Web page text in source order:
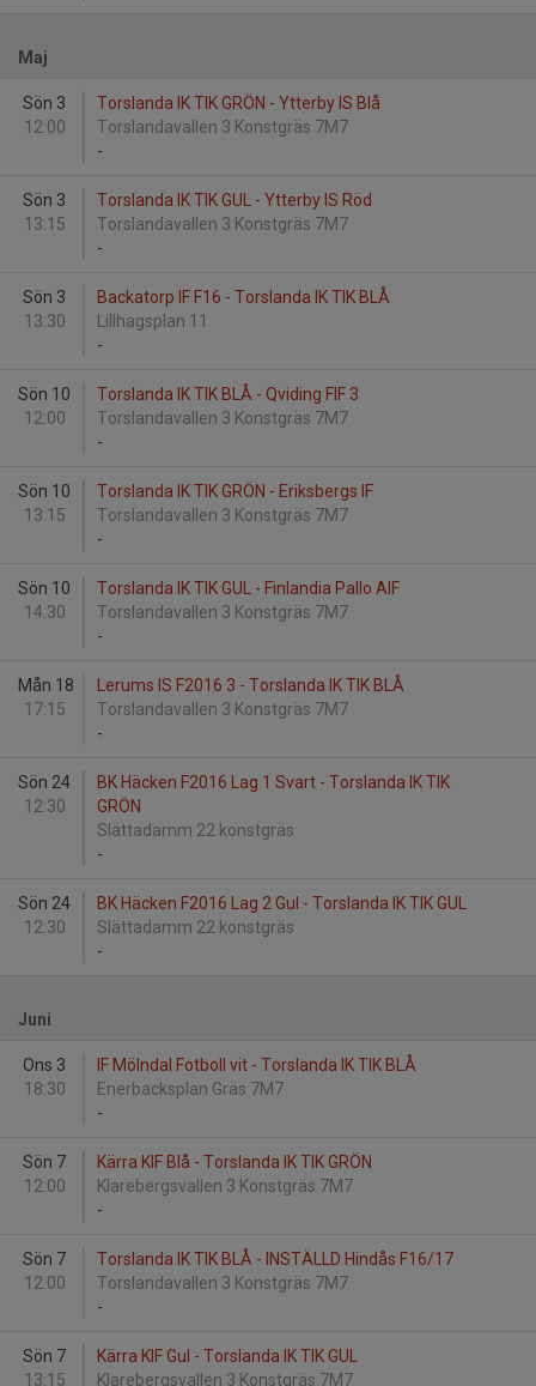
Maj
Sön 3
12:00
Torslanda IK TIK GRÖN - Ytterby IS Blå
Torslandavallen 3 Konstgräs 7M7
-
Sön 3
13:15
Torslanda IK TIK GUL - Ytterby IS Röd
Torslandavallen 3 Konstgräs 7M7
-
Sön 3
13:30
Backatorp IF F16 - Torslanda IK TIK BLÅ
Lillhagsplan 11
-
Sön 10
12:00
Torslanda IK TIK BLÅ - Qviding FIF 3
Torslandavallen 3 Konstgräs 7M7
-
Sön 10
13:15
Torslanda IK TIK GRÖN - Eriksbergs IF
Torslandavallen 3 Konstgräs 7M7
-
Sön 10
14:30
Torslanda IK TIK GUL - Finlandia Pallo AIF
Torslandavallen 3 Konstgräs 7M7
-
Mån 18
17:15
Lerums IS F2016 3 - Torslanda IK TIK BLÅ
Torslandavallen 3 Konstgräs 7M7
-
Sön 24
12:30
BK Häcken F2016 Lag 1 Svart - Torslanda IK TIK
GRÖN
Slättadamm 22 konstgräs
-
Sön 24
12:30
BK Häcken F2016 Lag 2 Gul - Torslanda IK TIK GUL
Slättadamm 22 konstgräs
-
Juni
Ons 3
18:30
IF Mölndal Fotboll vit - Torslanda IK TIK BLÅ
Enerbacksplan Gräs 7M7
-
Sön 7
12:00
Kärra KIF Blå - Torslanda IK TIK GRÖN
Klarebergsvallen 3 Konstgräs 7M7
-
Sön 7
12:00
Torslanda IK TIK BLÅ - INSTÄLLD Hindås F16/17
Torslandavallen 3 Konstgräs 7M7
-
Sön 7
13:15
Kärra KIF Gul - Torslanda IK TIK GUL
Klarebergsvallen 3 Konstgräs 7M7